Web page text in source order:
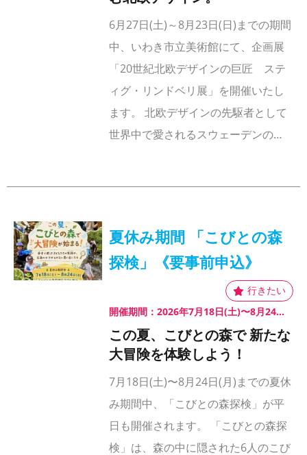
6月27日(土)～8月23日(日)までの期間
中、いわき市立美術館にて、企画展
「20世紀北欧デザインの巨匠 ステ
ィグ・リンドベリ展」を開催いたし
ます。 北欧デザインの先駆者として
世界中で愛されるスウェーデンの…
夏休み期間 「こびとの森
探検」《要事前申込》
開催期間：2026年7月18日(土)〜8月24日(月)
この夏、こびとの森で 新たな
大冒険を体験しよう！
7月18日(土)〜8月24日(月)までの夏休
み期間中、「こびとの森探検」が平
日も開催されます。 「こびとの森探
検」は、森の中に隠された6人のこび